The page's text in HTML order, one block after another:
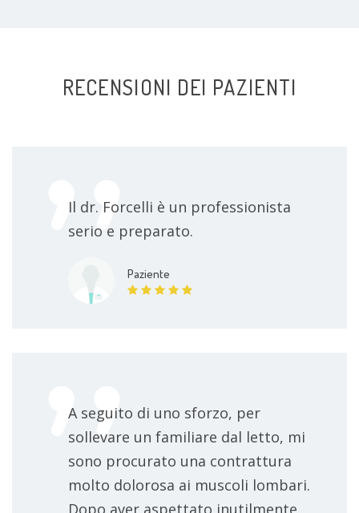
RECENSIONI DEI PAZIENTI
Il dr. Forcelli è un professionista
serio e preparato.
Paziente
A seguito di uno sforzo, per
sollevare un familiare dal letto, mi
sono procurato una contrattura
molto dolorosa ai muscoli lombari.
Dopo aver aspettato inutilmente